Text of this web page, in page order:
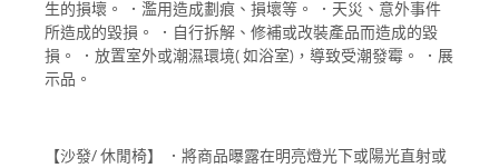
生的損壞。 ．濫用造成劃痕、損壞等。 ．天災、意外事件
所造成的毀損。 ．自行拆解、修補或改裝產品而造成的毀
損。 ．放置室外或潮濕環境( 如浴室)，導致受潮發霉。 ．展
示品。
【沙發/ 休閒椅】 ．將商品曝露在明亮燈光下或陽光直射或